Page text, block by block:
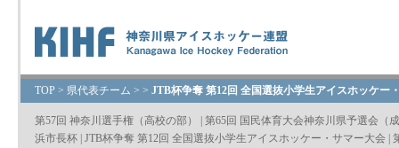
TOP > 県代表チーム > > JTB杯争奪 第12回 全国選抜小学生アイスホッケー
第57回 神奈川選手権（高校の部） | 第65回 国民体育大会神奈川県予選会（
浜市長杯 | JTB杯争奪 第12回 全国選抜小学生アイスホッケー・サマー大会 |